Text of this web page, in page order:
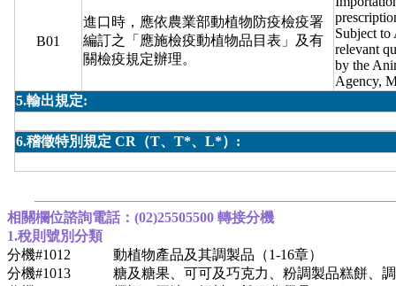
B01
進口時，應依農業部動植物防疫檢疫署
編訂之「應施檢疫動植物品目表」及有
關檢疫規定辦理。
Subject
relevant
by the
Agency,
5.輸出規定:
6.稽徵特別規定 CR（T、T*、L*）:
相關欄位諮詢電話：(02)25505500 轉接分機
1.稅則號別分類
分機#1012
動植物產品及其調製品（1-16章）
分機#1013
糖及糖果、可可及巧克力、粉調製品糕餅、